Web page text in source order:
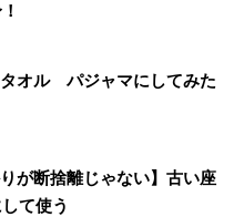
オル パジャマにしてみた
が断捨離じゃない】古い座
て使う